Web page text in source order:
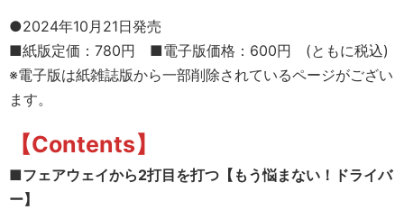
●2024年10月21日発売
■紙版定価：780円 ■電子版価格：600円 (ともに税込)
※電子版は紙雑誌版から一部削除されているページがござい
ます。
【Contents】
■フェアウェイから2打目を打つ【もう悩まない！ドライバ
ー】